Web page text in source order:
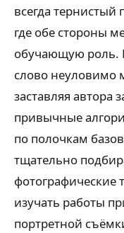
всегда
где обе стороны
обучающую роль.
слово неуловимо
заставляя автора
привычные
по полочкам
тщательно
изучать работы
портретной